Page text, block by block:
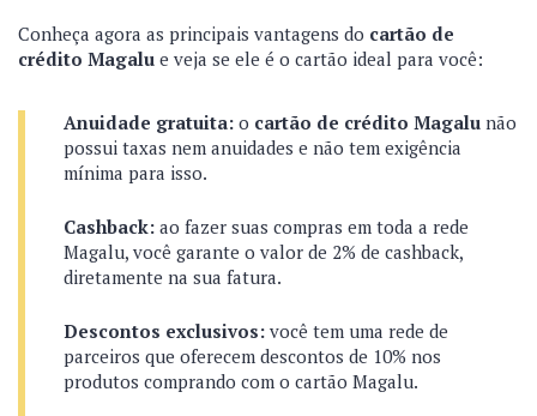
Conheça agora as principais vantagens do cartão de
crédito Magalu e veja se ele é o cartão ideal para você:
Anuidade gratuita: o cartão de crédito Magalu não
possui taxas nem anuidades e não tem exigência
mínima para isso.
Cashback: ao fazer suas compras em toda a rede
Magalu, você garante o valor de 2% de cashback,
diretamente na sua fatura.
Descontos exclusivos: você tem uma rede de
parceiros que oferecem descontos de 10% nos
produtos comprando com o cartão Magalu.